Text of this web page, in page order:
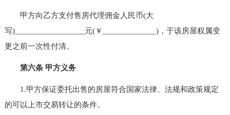
甲方向乙方支付售房代理佣金人民币(大
写)_________________元(￥_____________)，于该房屋权属变
更之前一次性付清。
第六条 甲方义务
1.甲方保证委托出售的房屋符合国家法律、法规和政策规定
的可以上市交易转让的条件。